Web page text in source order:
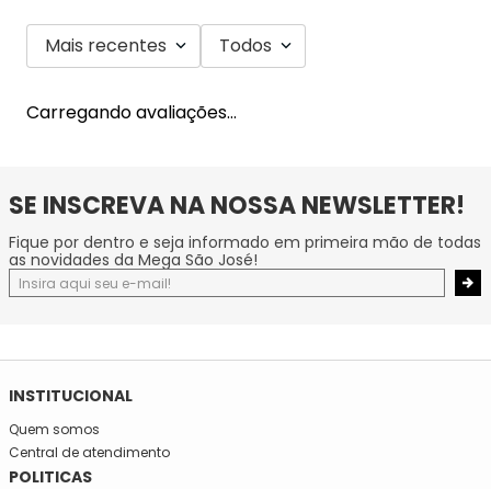
Mais recentes Todos
Carregando avaliações…
SE INSCREVA NA NOSSA NEWSLETTER!
Fique por dentro e seja informado em primeira mão de todas
as novidades da Mega São José!
INSTITUCIONAL
Quem somos
Central de atendimento
POLITICAS